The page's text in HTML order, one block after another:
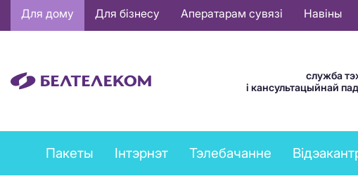
Основная
навигация
Для дому Для бізнесу Аператарам сувязі Навіны
служба
і кансультацыйнай
Private
services
Пакеты Інтэрнэт Тэлебачанне